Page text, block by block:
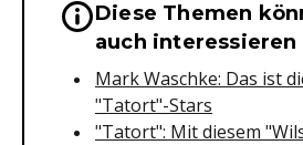
Wichtige Hinweise
Diese Themen
auch interessieren
Mark Waschke: Das ist
"Tatort"-Stars
"Tatort": Mit diesem